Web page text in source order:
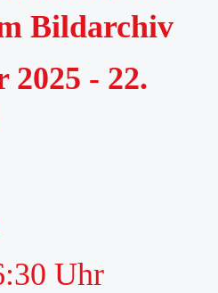
Bildarchiv
2025 - 22.
Uhr